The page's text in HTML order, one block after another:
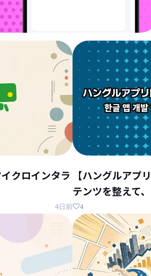
クロインタラ
4日前
【ハングルアプ
テンツを整えて
4